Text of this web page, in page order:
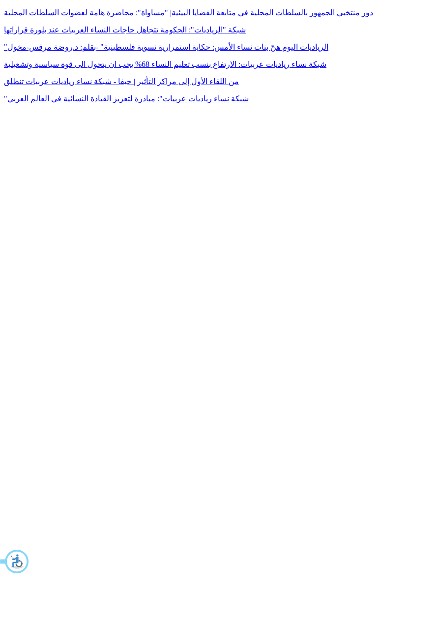
دور منتخبي الجمهور بالسلطات المحلية في متابعة القضايا البيئية| "مساواة": محاضرة هامة لعضوات السلطات المحلية
شبكة "الرياديات": الحكومة تتجاهل حاجات النساء العربيات عند بلورة قراراتها
"الرياديات اليوم هنّ بنات نساء الأمس: حكاية استمرارية نسوية فلسطينية" -بقلم: د.روضة مرقس-مخول
شبكة نساء رياديات عربيات: الارتفاع بنسب تعليم النساء 68% يجب ان يتحول الى قوة سياسية وتشغيلية
من اللقاء الأول إلى مراكز التأثير | حيفا - شبكة نساء رياديات عربيات تنطلق
"شبكة نساء رياديات عربيات": مبادرة لتعزيز القيادة النسائية في العالم العربي